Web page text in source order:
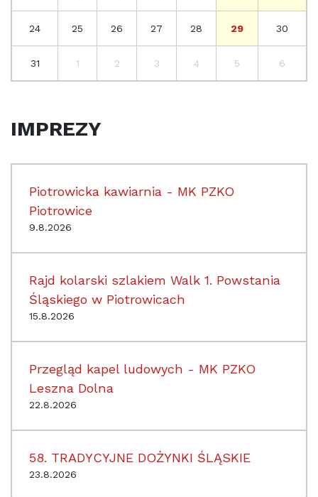
24 25 26 27 28 29 30
31 1 2 3 4 5 6
IMPREZY
Piotrowicka kawiarnia - MK PZKO
Piotrowice
9.8.2026
Rajd kolarski szlakiem Walk 1. Powstania
Śląskiego w Piotrowicach
15.8.2026
Przegląd kapel ludowych - MK PZKO
Leszna Dolna
22.8.2026
58. TRADYCYJNE DOŻYNKI ŚLĄSKIE
23.8.2026